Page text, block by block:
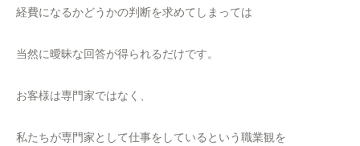
経費になるかどうかの判断を求めてしまっては
当然に曖昧な回答が得られるだけです。
お客様は専門家ではなく、
私たちが専門家として仕事をしているという職業観を